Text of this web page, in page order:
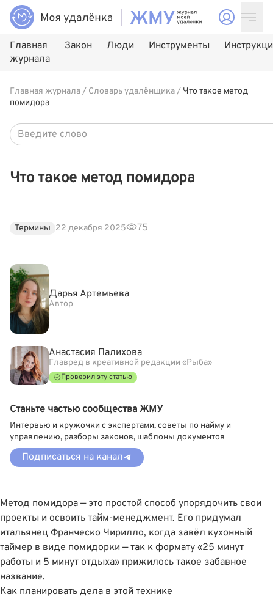
Главная
журнала
Закон Люди Инструменты
Главная журнала/ Словарь удалёнщика/ Что такое метод
помидора
Что такое метод помидора
Термины 22 декабря 2025 75
Метод помидора — это простой способ упорядочить свои
проекты и освоить тайм-менеджмент. Его придумал
итальянец Франческо Чирилло, когда завёл кухонный
таймер в виде помидорки — так к формату «25 минут
работы и 5 минут отдыха» прижилось такое забавное
название.
Как планировать дела в этой технике
Дарья Артемьева
Автор
Анастасия Палихова
Главред в креативной редакции «Рыба»
Проверил эту статью
Станьте частью сообщества ЖМУ
Интервью и кружочки с экспертами, советы по найму и
управлению, разборы законов, шаблоны документов
Подписаться на канал